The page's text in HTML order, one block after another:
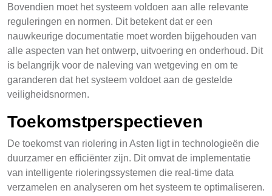
Bovendien moet het systeem voldoen aan alle relevante
reguleringen en normen. Dit betekent dat er een
nauwkeurige documentatie moet worden bijgehouden van
alle aspecten van het ontwerp, uitvoering en onderhoud. Dit
is belangrijk voor de naleving van wetgeving en om te
garanderen dat het systeem voldoet aan de gestelde
veiligheidsnormen.
Toekomstperspectieven
De toekomst van riolering in Asten ligt in technologieën die
duurzamer en efficiënter zijn. Dit omvat de implementatie
van intelligente rioleringssystemen die real-time data
verzamelen en analyseren om het systeem te optimaliseren.